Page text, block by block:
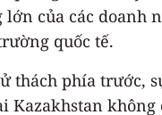
lớn của các doanh
quốc tế.
thách phía trước,
Kazakhstan không